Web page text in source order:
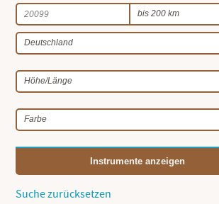
Instrumente anzeigen
Suche zurücksetzen